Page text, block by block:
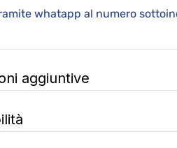
whatapp al numero
aggiuntive